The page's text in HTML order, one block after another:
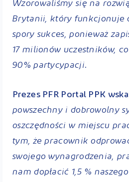
Wzorowaliśmy się na
Brytanii, który funkcjonuje
spory sukces, ponieważ
17 milionów uczestników,
90% partycypacji.
Prezes PFR Portal PPK
powszechny i dobrowolny
oszczędności w miejscu
tym, że pracownik
swojego wynagrodzenia,
nam dopłacić 1,5 %